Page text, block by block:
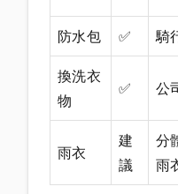
防水包 ✅ 騎
換洗衣
物
✅ 公
雨衣
建
議
分
雨